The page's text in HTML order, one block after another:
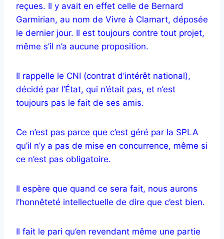
reçues. Il y avait en effet celle de Bernard
Garmirian, au nom de Vivre à Clamart, déposée
le dernier jour. Il est toujours contre tout projet,
même s’il n’a aucune proposition.
Il rappelle le CNI (contrat d’intérêt national),
décidé par l’État, qui n’était pas, et n’est
toujours pas le fait de ses amis.
Ce n’est pas parce que c’est géré par la SPLA
qu’il n’y a pas de mise en concurrence, même si
ce n’est pas obligatoire.
Il espère que quand ce sera fait, nous aurons
l’honnêteté intellectuelle de dire que c’est bien.
Il fait le pari qu’en revendant même une partie